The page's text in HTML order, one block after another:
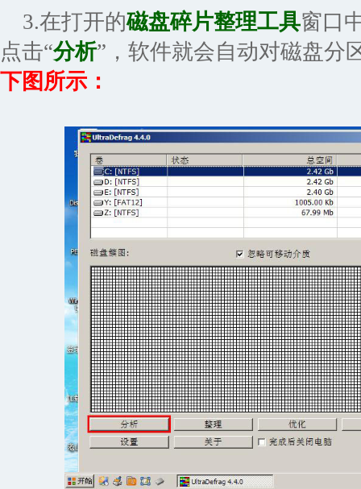
3.在打开的磁盘碎片整理工具窗口
点击“分析”，软件就会自动对磁盘分
下图所示：